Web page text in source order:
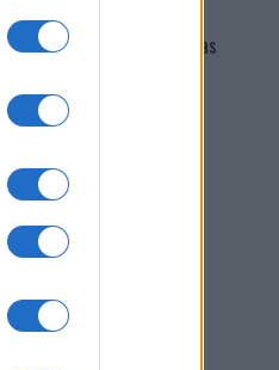
Giovannimaria Cabras